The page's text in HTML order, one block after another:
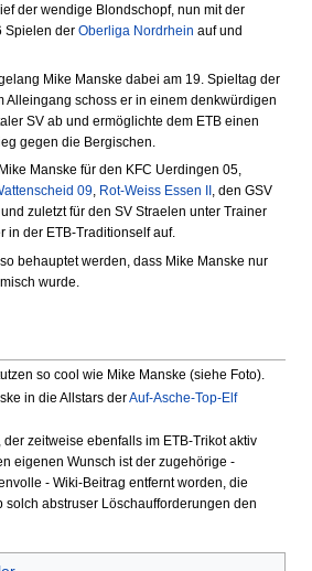
lief der wendige Blondschopf, nun mit der
Spielen der Oberliga Nordrhein auf und
Mike Manske dabei am 19. Spieltag der
Alleingang schoss er in einem denkwürdigen
SV ab und ermöglichte dem ETB einen
gegen die Bergischen.
Manske für den KFC Uerdingen 05,
09, Rot-Weiss Essen II , den GSV
zuletzt für den SV Straelen unter Trainer
in der ETB-Traditionself auf.
behauptet werden, dass Mike Manske nur
wurde.
so cool wie Mike Manske (siehe Foto).
in die Allstars derAuf-Asche-Top-Elf
der zeitweise ebenfalls im ETB-Trikot aktiv
eigenen Wunsch ist der zugehörige -
- Wiki-Beitrag entfernt worden, die
solch abstruser Löschaufforderungen den